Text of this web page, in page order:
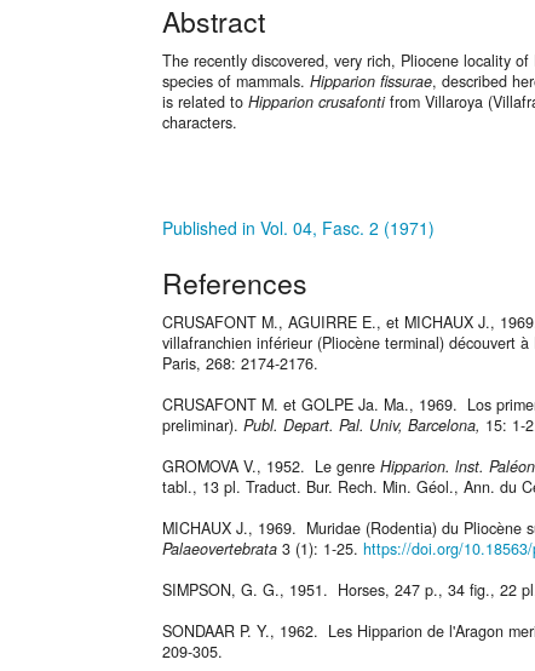
Abstract
The recently discovered, very rich, Pliocene locality
species of mammals. Hipparion fissurae, described
is related to Hipparion crusafontifrom Villaroya
characters.
Published in Vol. 04, Fasc. 2 (1971)
References
CRUSAFONT M., AGUIRRE E., et MICHAUX J.,
villafranchien inférieur (Pliocène terminal) découvert
Paris, 268: 2174-2176.
CRUSAFONT M. et GOLPE Ja. Ma., 1969. Los
preliminar). Publ. Depart. Pal. Univ, Barcelona, 15: 1-
GROMOVA V., 1952. Le genre Hipparion. lnst.
tabl., 13 pl. Traduct. Bur. Rech. Min. Géol., Ann. du
MICHAUX J., 1969. Muridae (Rodentia) du Pliocène
Palaeovertebrata 3 (1): 1-25. https://doi.org/
SIMPSON, G. G., 1951. Horses, 247 p., 34 fig., 22
SONDAAR P. Y., 1962. Les Hipparion de l'Aragon
209-305.